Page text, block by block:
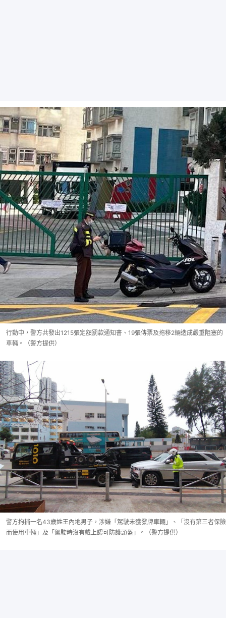
行動中，警方共發出1215張定額罰款通知書、19張傳票及拖移2輛造成嚴重阻塞的
車輛。（警方提供）
警方拘捕一名43歲姓王內地男子，涉嫌「駕駛未獲發牌車輛」、「沒有第三者保險
而使用車輛」及「駕駛時沒有戴上認可防護頭盔」。（警方提供）